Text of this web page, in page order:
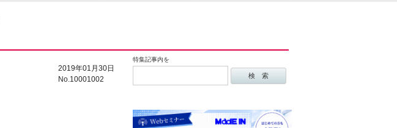
特集記事内を
2019年01月30日
No.10001002